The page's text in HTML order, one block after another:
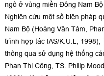
ngô ở vùng miền Đông Nam
Nghiên cứu một số biện pháp
Nam Bộ (Hoàng Văn Tám,
trình hợp tác IAS/K.U.L,
thông qua sử dụng hệ thống
Phan Thị Công, TS. Philip